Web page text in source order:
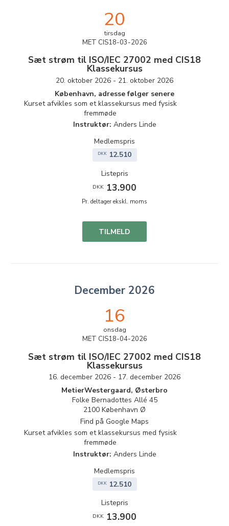
20
tirsdag
MET CIS18-03-2026
Sæt strøm til ISO/IEC 27002 med CIS18
Klassekursus
20. oktober 2026 - 21. oktober 2026
København, adresse følger senere
Kurset afvikles som et klassekursus med fysisk
fremmøde
Instruktør: Anders Linde
Medlemspris
DKK 12.510
Listepris
DKK 13.900
Pr. deltager ekskl. moms
TILMELD
December 2026
16
onsdag
MET CIS18-04-2026
Sæt strøm til ISO/IEC 27002 med CIS18
Klassekursus
16. december 2026 - 17. december 2026
MetierWestergaard, Østerbro
Folke Bernadottes Allé 45
2100 København Ø
Find på Google Maps
Kurset afvikles som et klassekursus med fysisk
fremmøde
Instruktør: Anders Linde
Medlemspris
DKK 12.510
Listepris
DKK 13.900